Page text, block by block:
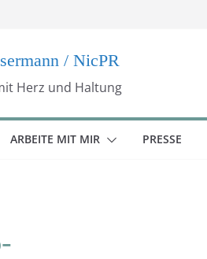
/ NicPR
Herz und Haltung
ARBEITE MIT MIR PRESSE